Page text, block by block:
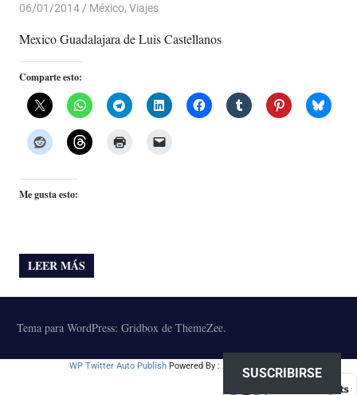
06/01/2014 Luis Castellanos
México, Viajes
Mexico Guadalajara de Luis Castellanos
Comparte esto:
Me gusta esto:
LEER MÁS
Tema para WordPress: Gridbox de ThemeZee.
WP Twitter Auto Publish Powered By : XYZScripts.com
SUSCRIBIRSE